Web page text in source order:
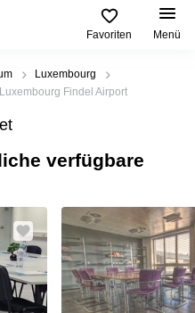
Favoriten Menü
Luxembourg
Findel Airport
verfügbare